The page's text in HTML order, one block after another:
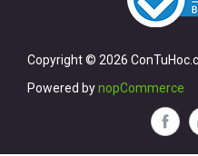
Copyright © 2026
Powered bynopCommerce